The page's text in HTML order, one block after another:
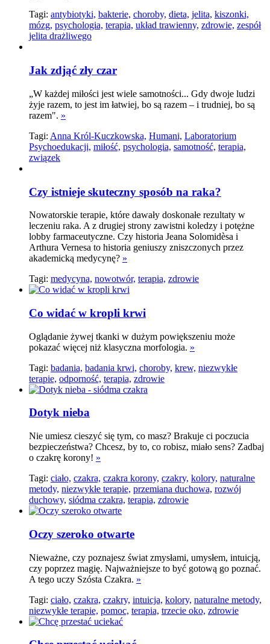
Tagi: antybiotyki, bakterie, choroby, dieta, jelita, kiszonki,
mózg, psychologia, terapia, układ trawienny, zdrowie, zespół
jelita drażliwego
Jak zdjąć zły czar
„W każdej miłości jest wiele samotności... Gdy dwoje ludzi
żyje razem, to jest im łatwiej, bo są razem – i trudniej, bo są
razem". »
Tagi: Anna Król-Kuczkowska, Humani, Laboratorium
Psychoedukacji, miłość, psychologia, samotność, terapia,
związek
Czy istnieje skuteczny sposób na raka?
Nowatorskie terapie, które dawały doskonałe rezultaty w
leczeniu raka. A z drugiej strony zawistni koledzy i potężne
lobby farmaceutyczne. Czy historia Jeana Solomidèsa i
Arthura Vernesa to historia geniuszy zniszczonych przez
akademicką medycynę? »
Tagi: medycyna, nowotwór, terapia, zdrowie
Co widać w kropli krwi
Oglądanie żywej tkanki w dużym powiększeniu może
pokazać więcej niż klasyczna morfologia. »
Tagi: badania, badania krwi, choroby, krew, niezwykłe
terapie, odporność, terapia, zdrowie
Dotyk nieba
Nie umiesz cieszyć się tym, co masz? Brakuje ci poczucia
bezpieczeństwa? Chcesz, by to, co robisz, miało sens? Zadbaj
o czakrę korony! »
Tagi: ciało, czakra, czakra korony, czakry, kolory, naturalne
metody, niezwykłe terapie, przemiana duchowa, rozwój
duchowy, siódma czakra, terapia, zdrowie
Oczy szeroko otwarte
Nieważne, czy poznajesz świat zmysłami, umysłem, intuicją,
czy poprzez magię. Najważniejsze to być gotową go poznać.
A tego uczy Szósta Czakra. »
Tagi: ciało, czakra, czakry, intuicja, kolory, naturalne metody,
niezwykłe terapie, pomoc, terapia, trzecie oko, zdrowie